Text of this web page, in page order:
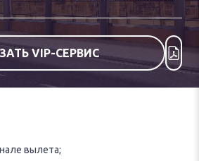
VIP-СЕРВИС
вылета;